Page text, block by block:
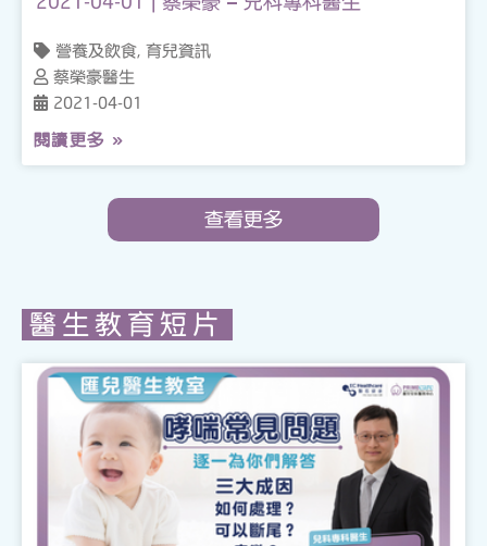
營養及飲食, 育兒資訊
蔡榮豪醫生
2021-04-01
閱讀更多 »
查看更多
醫生教育短片